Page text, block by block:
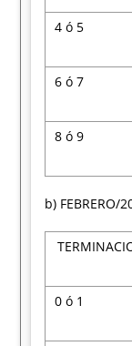
4 ó 5
6 ó 7
8 ó 9
b) FEBRERO/
0 ó 1